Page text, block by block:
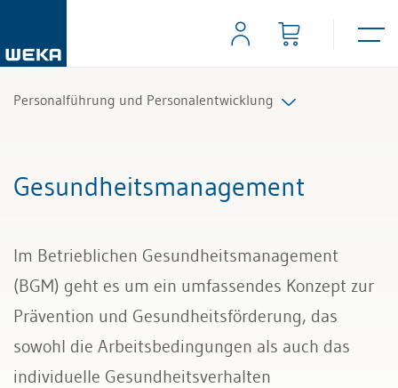
Personalführung und Personalentwicklung
Digitalisierung im HR
Personalentwicklung
Gesundheitsmanagement
Im Betrieblichen Gesundheitsmanagement
(BGM) geht es um ein umfassendes Konzept zur
Prävention und Gesundheitsförderung, das
sowohl die Arbeitsbedingungen als auch das
individuelle Gesundheitsverhalten